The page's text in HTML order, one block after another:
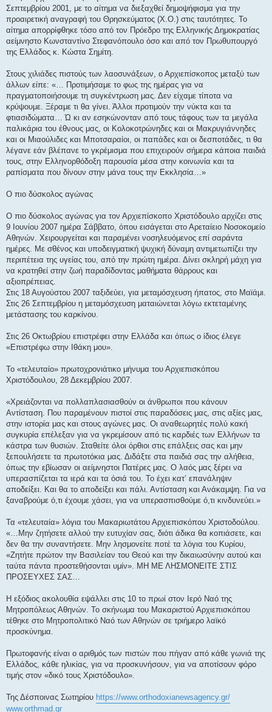
Σεπτεμβρίου 2001, με το αίτημα να διεξαχθεί δημοψήφισμα για την
προαιρετική αναγραφή του Θρησκεύματος (Χ.Ο.) στις ταυτότητες. Το
αίτημα απορρίφθηκε τόσο από τον Πρόεδρο της Ελληνικής Δημοκρατίας
αείμνηστο Κωνσταντίνο Στεφανόπουλο όσο και από τον Πρωθυπουργό
της Ελλάδος κ. Κώστα Σημίτη.
Στους χιλιάδες πιστούς των λαοσυνάξεων, ο Αρχιεπίσκοπος μεταξύ των
άλλων είπε: «… Προτιμήσαμε το φως της ημέρας για να
πραγματοποιήσουμε τη συγκέντρωση μας. Δεν είχαμε τίποτα να
κρύψουμε. Ξέραμε τι θα γίνει. Άλλοι προτιμούν την νύκτα και τα
φτιασιδώματα… Ώ κι αν εσηκώνονταν από τους τάφους των τα μεγάλα
παλικάρια του έθνους μας, οι Κολοκοτρώνηδες και οι Μακρυγιάννηδες
και οι Μιαούλιδες και Μποτσαραίοι, οι παπάδες και οι δεσποτάδες, τι θα
λέγανε εάν βλέπανε το γκρέμισμα που επιχειρούν σήμερα κάποια παιδιά
τους, στην Ελληνορθόδοξη παρουσία μέσα στην κοινωνία και τα
ραπίσματα που δίνουν στην μάνα τους την Εκκλησία…»
Ο πιο δύσκολος αγώνας
Ο πιο δύσκολος αγώνας για τον Αρχιεπίσκοπο Χριστόδουλο αρχίζει στις
9 Ιουνίου 2007 ημέρα Σάββατο, όπου εισάγεται στο Αρεταίειο Νοσοκομείο
Αθηνών. Χειρουργείται και παραμένει νοσηλευόμενος επί σαράντα
ημέρες. Με σθένος και υποδειγματική ψυχική δύναμη αντιμετωπίζει την
περιπέτεια της υγείας του, από την πρώτη ημέρα. Δίνει σκληρή μάχη για
να κρατηθεί στην ζωή παραδίδοντας μαθήματα θάρρους και
αξιοπρέπειας.
Στις 18 Αυγούστου 2007 ταξιδεύει, για μεταμόσχευση ήπατος, στο Μαϊάμι.
Στις 26 Σεπτεμβρίου η μεταμόσχευση ματαιώνεται λόγω εκτεταμένης
μετάστασης του καρκίνου.
Στις 26 Οκτωβρίου επιστρέφει στην Ελλάδα και όπως ο ίδιος έλεγε
«Επιστρέφω στην Ιθάκη μου».
Το «τελευταίο» πρωτοχρονιάτικο μήνυμα του Αρχιεπισκόπου
Χριστόδουλου, 28 Δεκεμβρίου 2007.
«Χρειάζονται να πολλαπλασιασθούν οι άνθρωποι που κάνουν
Αντίσταση. Που παραμένουν πιστοί στις παραδόσεις μας, στις αξίες μας,
στην ιστορία μας και στους αγώνες μας. Οι αναθεωρητές πολύ κακή
συγκυρία επέλεξαν για να γκρεμίσουν από τις καρδιές των Ελλήνων τα
κάστρα των θυσιών. Σταθείτε όλοι όρθιοι στις επάλξεις σας και μην
ξεπουλήσετε τα πρωτοτόκια μας. Διδάξτε στα παιδιά σας την αλήθεια,
όπως την εβίωσαν οι αείμνηστοι Πατέρες μας. Ο λαός μας ξέρει να
υπερασπίζεται τα ιερά και τα όσιά του. Το έχει κατ’ επανάληψιν
αποδείξει. Και θα το αποδείξει και πάλι. Αντίσταση και Ανάκαμψη. Για να
ξαναβρούμε ό,τι έχουμε χάσει, για να υπερασπισθούμε ό,τι κινδυνεύει.»
Τα «τελευταία» λόγια του Μακαριωτάτου Αρχιεπισκόπου Χριστοδούλου.
«…Μην ζητήσετε αλλού την ευτυχίαν σας, διότι άδικα θα κοπιάσετε, και
δεν θα την συναντήσετε. Μην λησμονείτε ποτέ τα λόγια του Κυρίου,
«Ζητήτε πρώτον την Βασιλείαν του Θεού και την δικαιωσύνην αυτού και
ταύτα πάντα προστεθήσονται υμίν». ΜΗ ΜΕ ΛΗΣΜΟΝΕΙΤΕ ΣΤΙΣ
ΠΡΟΣΕΥΧΕΣ ΣΑΣ…
Η εξόδιος ακολουθία εψάλλει στις 10 το πρωί στον Ιερό Ναό της
Μητροπόλεως Αθηνών. Το σκήνωμα του Μακαριστού Αρχιεπισκόπου
τέθηκε στο Μητροπολιτικό Ναό των Αθηνών σε τριήμερο λαϊκό
προσκύνημα.
Πρωτοφανής είναι ο αριθμός των πιστών που πήγαν από κάθε γωνιά της
Ελλάδος, κάθε ηλικίας, για να προσκυνήσουν, για να αποτίσουν φόρο
τιμής στον «δικό τους Χριστόδουλο».
Της Δέσποινας Σωτηρίου https://www.orthodoxianewsagency.gr/
www.orthmad.gr